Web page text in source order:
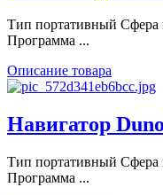
Тип портативный Сфера
Программа ...
Описание товара
Навигатор
Тип портативный Сфера
Программа ...